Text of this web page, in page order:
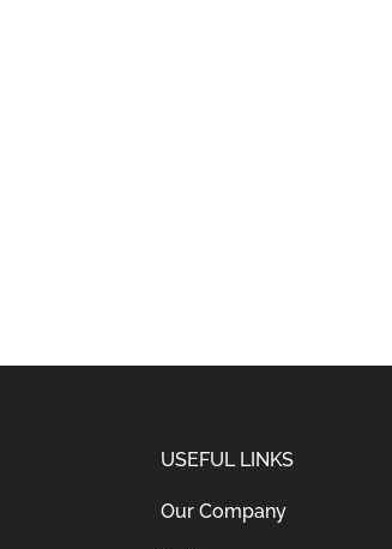
USEFUL LINKS
Our Company